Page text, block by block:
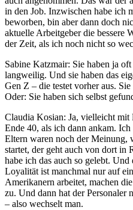
in den Job. Inzwischen habe ich
beworben, bin aber dann doch
aktuelle Arbeitgeber die bessere
der Zeit, als ich noch nicht so
Sabine Katzmair: Sie haben ja
langweilig. Und sie haben das
Gen Z – die testet vorher aus.
Oder: Sie haben sich selbst
Claudia Kosian: Ja, vielleicht
Ende 40, als ich dann ankam.
Eltern waren noch der Meinung,
startet, der geht auch von dort in
habe ich das auch so gelebt. Und
Loyalität ist manchmal nur auf
Amerikanern arbeitet, machen
zu. Und dann hat der
– also wechselt man.